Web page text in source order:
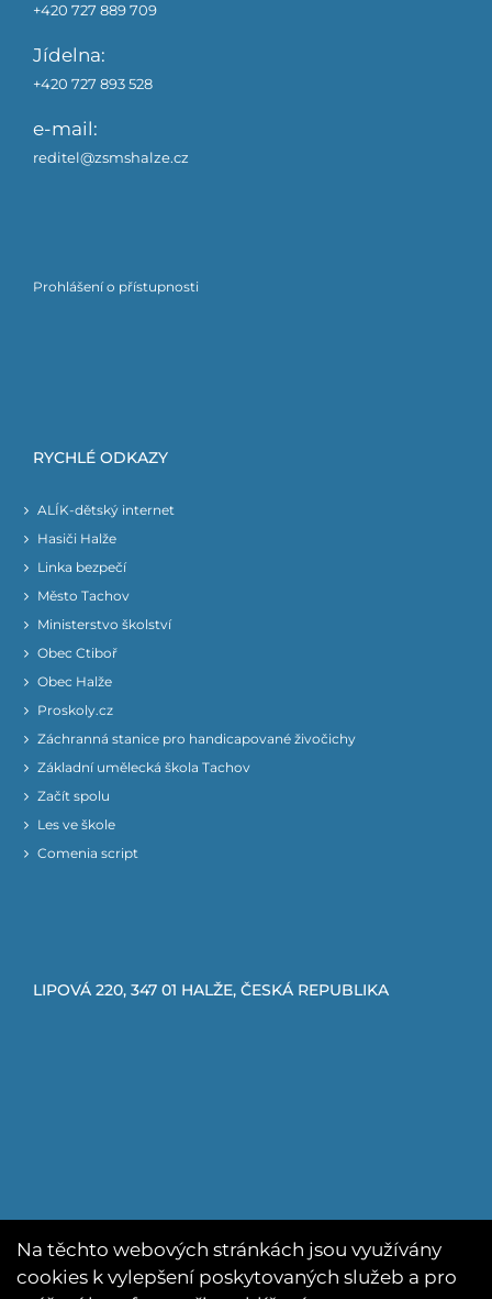
+420 727 889 709
Jídelna:
+420 727 893 528
e-mail:
reditel@zsmshalze.cz
Prohlášení o přístupnosti
RYCHLÉ ODKAZY
ALÍK-dětský internet
Hasiči Halže
Linka bezpečí
Město Tachov
Ministerstvo školství
Obec Ctiboř
Obec Halže
Proskoly.cz
Záchranná stanice pro handicapované živočichy
Základní umělecká škola Tachov
Začít spolu
Les ve škole
Comenia script
LIPOVÁ 220, 347 01 HALŽE, ČESKÁ REPUBLIKA
Na těchto webových stránkách jsou využívány
cookies k vylepšení poskytovaných služeb a pro